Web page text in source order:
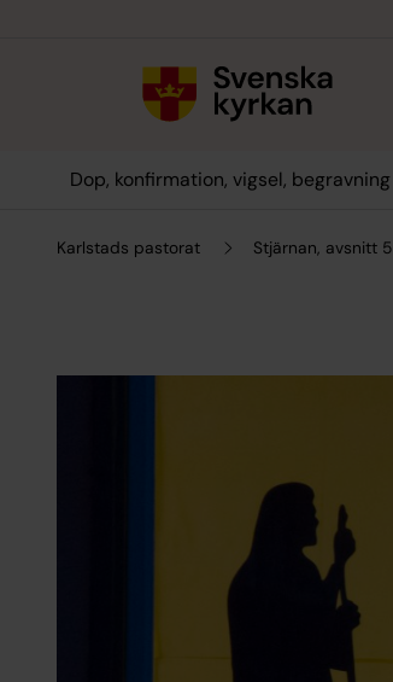
Dop, konfirmation, vigsel, begravning
Karlstads pastorat Stjärnan, avsnitt 5